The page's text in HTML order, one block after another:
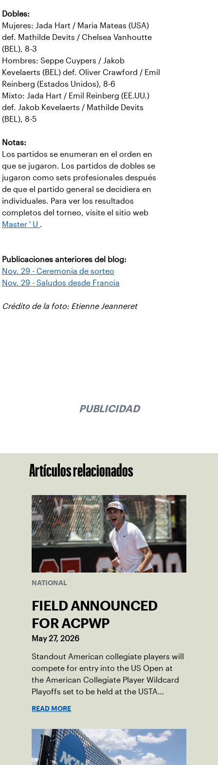
Dobles:
Mujeres: Jada Hart / Maria Mateas (USA)
def. Mathilde Devits / Chelsea Vanhoutte
(BEL), 8-3
Hombres: Seppe Cuypers / Jakob
Kevelaerts (BEL) def. Oliver Crawford / Emil
Reinberg (Estados Unidos), 8-6
Mixto: Jada Hart / Emil Reinberg (EE.UU.)
def. Jakob Kevelaerts / Mathilde Devits
(BEL), 8-5
Notas:
Los partidos se enumeran en el orden en
que se jugaron. Los partidos de dobles se
jugaron como sets profesionales después
de que el partido general se decidiera en
individuales. Para ver los resultados
completos del torneo, visite el sitio web
Master ' U .
Publicaciones anteriores del blog:
Nov. 29 - Ceremonia de sorteo
Nov. 29 - Saludos desde Francia
Crédito de la foto: Etienne Jeanneret
PUBLICIDAD
Artículos relacionados
NATIONAL
FIELD ANNOUNCED
FOR ACPWP
May 27, 2026
Standout American collegiate players will
compete for entry into the US Open at
the American Collegiate Player Wildcard
Playoffs set to be held at the USTA
READ MORE